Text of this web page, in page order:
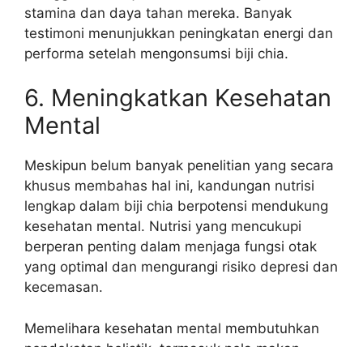
stamina dan daya tahan mereka. Banyak
testimoni menunjukkan peningkatan energi dan
performa setelah mengonsumsi biji chia.
6. Meningkatkan Kesehatan
Mental
Meskipun belum banyak penelitian yang secara
khusus membahas hal ini, kandungan nutrisi
lengkap dalam biji chia berpotensi mendukung
kesehatan mental. Nutrisi yang mencukupi
berperan penting dalam menjaga fungsi otak
yang optimal dan mengurangi risiko depresi dan
kecemasan.
Memelihara kesehatan mental membutuhkan